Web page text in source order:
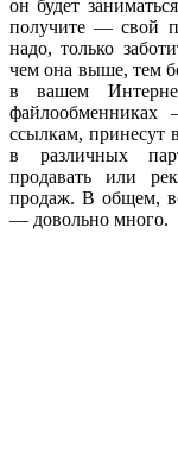
он будет
получите — свой
надо, только
чем она выше, тем
в вашем
ссылкам, принесут
в различных
продавать или
продаж. В общем,
— довольно много.